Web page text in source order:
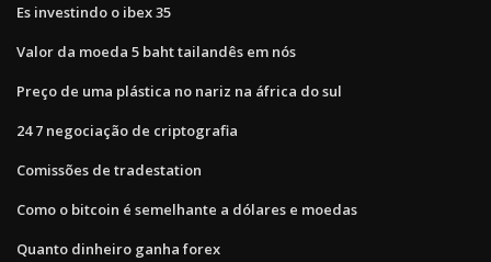
Es investindo o ibex 35
Valor da moeda 5 baht tailandês em nós
Preço de uma plástica no nariz na áfrica do sul
24 7 negociação de criptografia
Comissões de tradestation
Como o bitcoin é semelhante a dólares e moedas
Quanto dinheiro ganha forex